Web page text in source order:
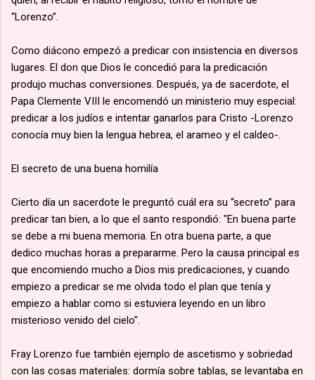
“Lorenzo”.
Como diácono empezó a predicar con insistencia en diversos
lugares. El don que Dios le concedió para la predicación
produjo muchas conversiones. Después, ya de sacerdote, el
Papa Clemente VIII le encomendó un ministerio muy especial:
predicar a los judíos e intentar ganarlos para Cristo -Lorenzo
conocía muy bien la lengua hebrea, el arameo y el caldeo-.
El secreto de una buena homilía
Cierto día un sacerdote le preguntó cuál era su “secreto” para
predicar tan bien, a lo que el santo respondió: "En buena parte
se debe a mi buena memoria. En otra buena parte, a que
dedico muchas horas a prepararme. Pero la causa principal es
que encomiendo mucho a Dios mis predicaciones, y cuando
empiezo a predicar se me olvida todo el plan que tenía y
empiezo a hablar como si estuviera leyendo en un libro
misterioso venido del cielo".
Fray Lorenzo fue también ejemplo de ascetismo y sobriedad
con las cosas materiales: dormía sobre tablas, se levantaba en